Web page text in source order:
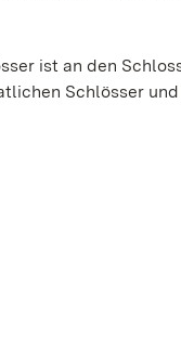
ist an den
Schlösser